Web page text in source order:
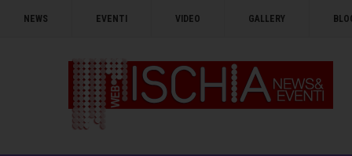
NEWS EVENTI VIDEO GALLERY